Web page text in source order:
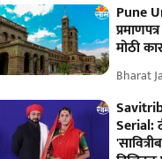
Pune
मोठी
Bharat
Serial: